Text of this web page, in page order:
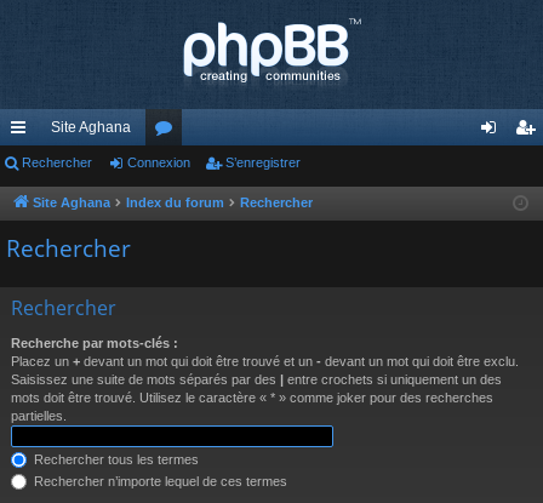
cc
ès
ra
de
Site Aghana
or
u nr
Rechercher Connexion S’enregistrer
Site Aghana Index du forum Rechercher
Rechercher
Rechercher
Recherche par mots-clés :
Placez un + devant un mot qui doit être trouvé et un - devant un mot qui doit être exclu.
Saisissez une suite de mots séparés par des | entre crochets si uniquement un des
mots doit être trouvé. Utilisez le caractère « * » comme joker pour des recherches
partielles.
Rechercher tous les termes
Rechercher n’importe lequel de ces termes